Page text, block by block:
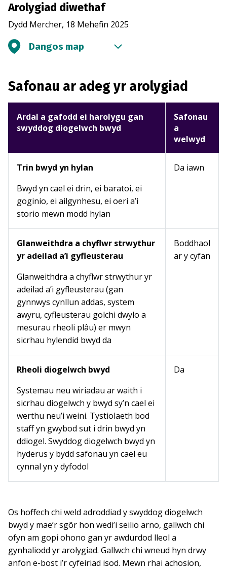
Arolygiad diwethaf
Dydd Mercher, 18 Mehefin 2025
Dangos map
Safonau ar adeg yr arolygiad
Ardal a gafodd ei harolygu gan
swyddog diogelwch bwyd
Safonau
a
welwyd
Trin bwyd yn hylan
Bwyd yn cael ei drin, ei baratoi, ei
goginio, ei ailgynhesu, ei oeri a’i
storio mewn modd hylan
Da iawn
Glanweithdra a chyflwr strwythur
yr adeilad a’i gyfleusterau
Glanweithdra a chyflwr strwythur yr
adeilad a’i gyfleusterau (gan
gynnwys cynllun addas, system
awyru, cyfleusterau golchi dwylo a
mesurau rheoli plâu) er mwyn
sicrhau hylendid bwyd da
Boddhaol
ar y cyfan
Rheoli diogelwch bwyd
Systemau neu wiriadau ar waith i
sicrhau diogelwch y bwyd sy’n cael ei
werthu neu’i weini. Tystiolaeth bod
staff yn gwybod sut i drin bwyd yn
ddiogel. Swyddog diogelwch bwyd yn
hyderus y bydd safonau yn cael eu
cynnal yn y dyfodol
Da
Os hoffech chi weld adroddiad y swyddog diogelwch
bwyd y mae’r sgôr hon wedi’i seilio arno, gallwch chi
ofyn am gopi ohono gan yr awdurdod lleol a
gynhaliodd yr arolygiad. Gallwch chi wneud hyn drwy
anfon e-bost i’r cyfeiriad isod. Mewn rhai achosion,